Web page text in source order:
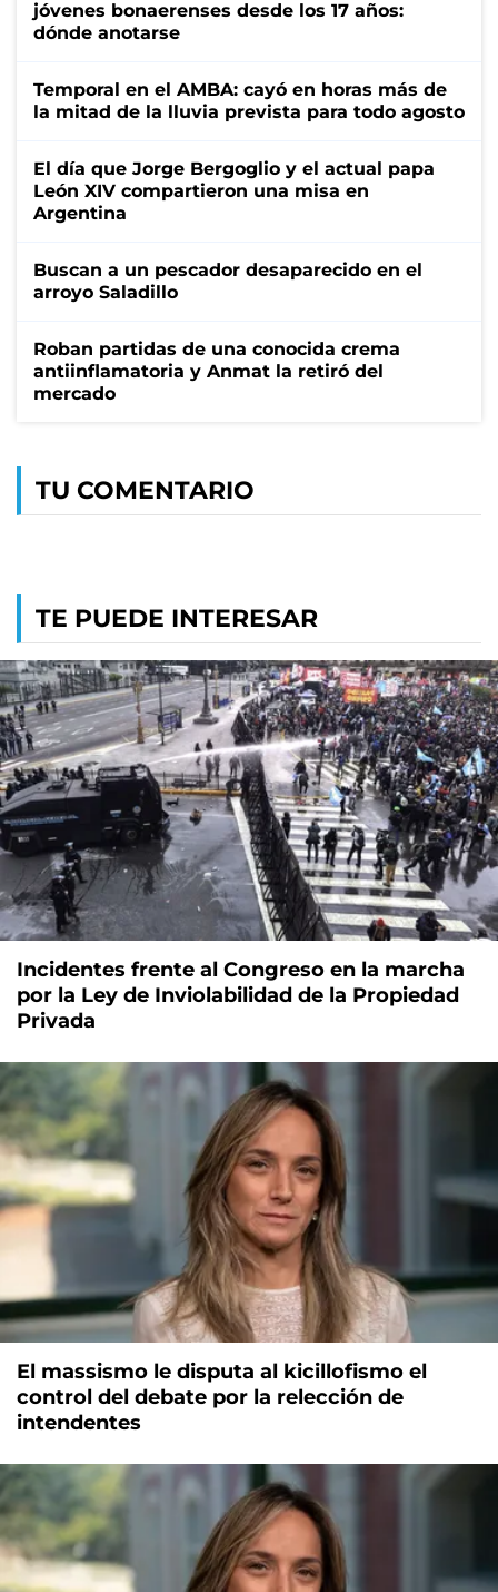
jóvenes bonaerenses desde los 17 años:
dónde anotarse
Temporal en el AMBA: cayó en horas más de
la mitad de la lluvia prevista para todo agosto
El día que Jorge Bergoglio y el actual papa
León XIV compartieron una misa en
Argentina
Buscan a un pescador desaparecido en el
arroyo Saladillo
Roban partidas de una conocida crema
antiinflamatoria y Anmat la retiró del
mercado
TU COMENTARIO
TE PUEDE INTERESAR
Incidentes frente al Congreso en la marcha
por la Ley de Inviolabilidad de la Propiedad
Privada
El massismo le disputa al kicillofismo el
control del debate por la relección de
intendentes